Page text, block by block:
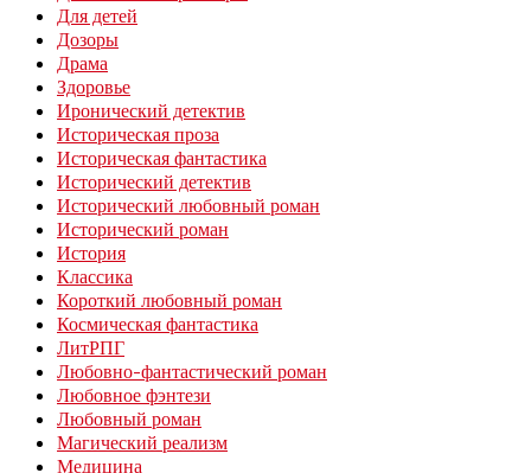
Для детей
Дозоры
Драма
Здоровье
Иронический детектив
Историческая проза
Историческая фантастика
Исторический детектив
Исторический любовный роман
Исторический роман
История
Классика
Короткий любовный роман
Космическая фантастика
ЛитРПГ
Любовно-фантастический роман
Любовное фэнтези
Любовный роман
Магический реализм
Медицина